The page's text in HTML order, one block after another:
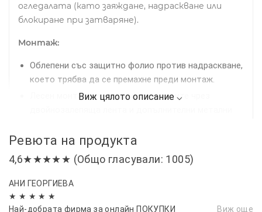
огледалата (като заяждане, надраскване или
блокиране при затваряне).
Монтаж:
Облепени със защитно фолио против надраскване,
което трябва да се премахне преди монтаж.
Лесен монтаж в канала на прозорците чрез
Препоръчително е предварително почистване на
рамките на прозорците за най-добро прилепване.
Съвместими за:
2020 г.
Ревюта на продукта
4,6★★★★★ (Общо гласували: 1005)
АНИ ГЕОРГИЕВА
★ ★ ★ ★ ★
Най-добрата фирма за онлайн ПОКУПКИ
Виж още